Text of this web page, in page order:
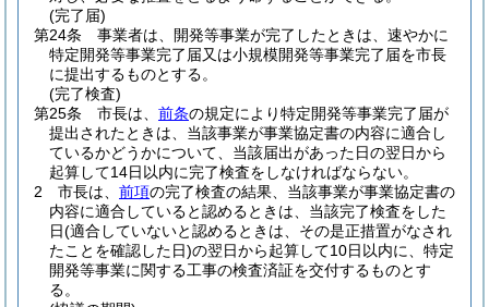
(完了届)
第24条
事業者は、開発等事業が完了したときは、速やかに
特定開発等事業完了届又は小規模開発等事業完了届を市長
に提出するものとする。
(完了検査)
第25条
市長は、 前条の規定により特定開発等事業完了届が
提出されたときは、当該事業が事業協定書の内容に適合し
ているかどうかについて、当該届出があった日の翌日から
起算して14日以内に完了検査をしなければならない。
2
市長は、 前項の完了検査の結果、当該事業が事業協定書の
内容に適合していると認めるときは、当該完了検査をした
日(適合していないと認めるときは、その是正措置がなされ
たことを確認した日)の翌日から起算して10日以内に、特定
開発等事業に関する工事の検査済証を交付するものとす
る。